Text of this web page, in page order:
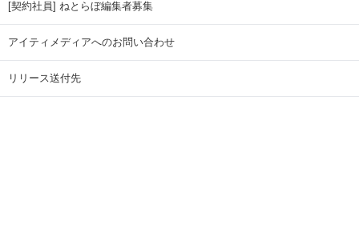
[契約社員] ねとらぼ編集者募集
アイティメディアへのお問い合わせ
リリース送付先